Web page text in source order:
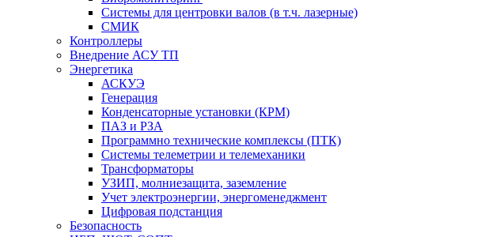
Системы для центровки валов (в т.ч. лазерные)
СМИК
Контроллеры
Внедрение АСУ ТП
Энергетика
АСКУЭ
Генерация
Конденсаторные установки (КРМ)
ПАЗ и РЗА
Программно технические комплексы (ПТК)
Системы телеметрии и телемеханики
Трансформаторы
УЗИП, молниезащита, заземление
Учет электроэнергии, энергоменеджмент
Цифровая подстанция
Безопасность